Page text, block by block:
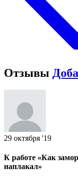
Отзывы
29 октября '19
К работе «Как
наплакал»